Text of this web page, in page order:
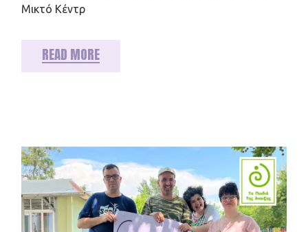
Μικτό Κέντρ
READ MORE